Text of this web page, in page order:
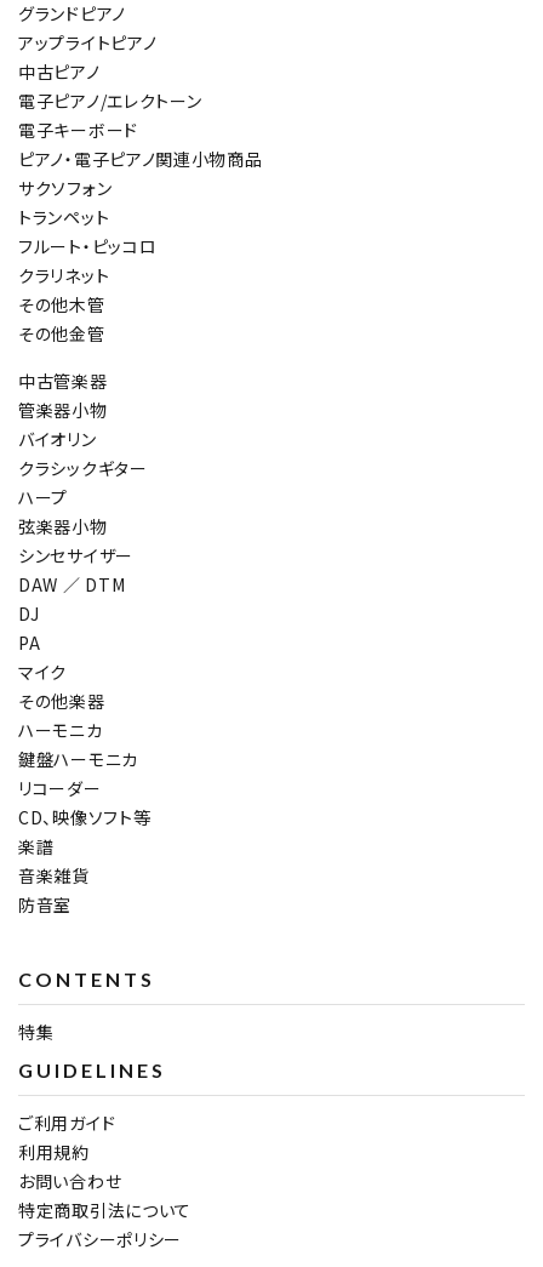
グランドピアノ
アップライトピアノ
中古ピアノ
電子ピアノ/エレクトーン
電子キーボード
ピアノ・電子ピアノ関連小物商品
サクソフォン
トランペット
フルート・ピッコロ
クラリネット
その他木管
その他金管
中古管楽器
管楽器小物
バイオリン
クラシックギター
ハープ
弦楽器小物
シンセサイザー
DAW ／ DTM
DJ
PA
マイク
その他楽器
ハーモニカ
鍵盤ハーモニカ
リコーダー
CD、映像ソフト等
楽譜
音楽雑貨
防音室
CONTENTS
特集
GUIDELINES
ご利用ガイド
利用規約
お問い合わせ
特定商取引法について
プライバシーポリシー